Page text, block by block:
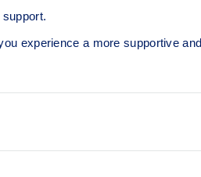
experience a more supportive